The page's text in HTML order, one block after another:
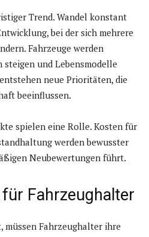
Trend. Wandel konstant
bei der sich mehrere
Fahrzeuge werden
und Lebensmodelle
neue Prioritäten, die
beeinflussen.
spielen eine Rolle. Kosten für
werden bewusster
Neubewertungen führt.
Fahrzeughalter
müssen Fahrzeughalter ihre